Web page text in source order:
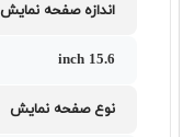
اندازه صفحه نمایش
15.6 inch
نوع صفحه نمایش